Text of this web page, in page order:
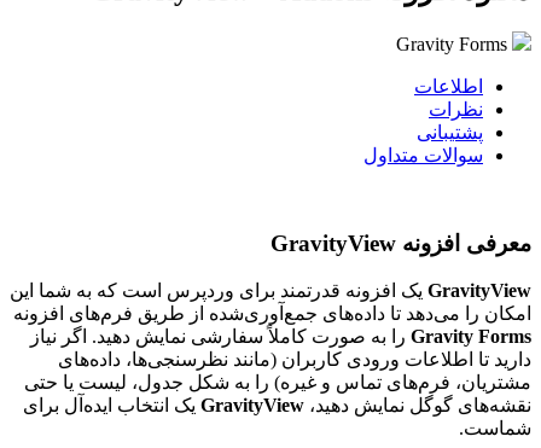
ارسال تیکت
ارسال تیکت چت آنلاین 021-78372
سرور مجازی فنلاند
سرور مجازی هلند
پینگ تایم مناسب و سرعت خیره کننده
ساخت سرور آمریکا در دو دیتاسنتر متفاوت
ارائه سرویس در ۳ دیتاسنتر متفاوت
سرور مجازی انگلیس
آی پی ثابت شهر لندن با سخت افزار حرفه‌ای
سرور مجازی لهستان
ارسال تیکت
ارسال تیکت
خرید انواع گواهی امنیتی با تحویل آنی
ابزار ها
Gravity Forms
اطلاعات
نظرات
پشتیبانی
سوالات متداول
معرفی افزونه GravityView
GravityView یک افزونه قدرتمند برای وردپرس است که به شما این
امکان را می‌دهد تا داده‌های جمع‌آوری‌شده از طریق فرم‌های افزونه
Gravity Forms را به صورت کاملاً سفارشی نمایش دهید. اگر نیاز
دارید تا اطلاعات ورودی کاربران (مانند نظرسنجی‌ها، داده‌های
مشتریان، فرم‌های تماس و غیره) را به شکل جدول، لیست یا حتی
نقشه‌های گوگل نمایش دهید، GravityView یک انتخاب ایده‌آل برای
شماست.